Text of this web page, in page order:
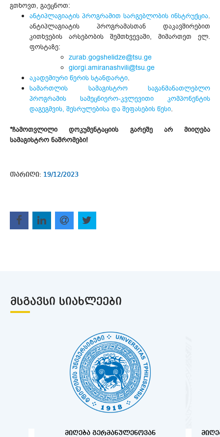
გთხოვთ, გაეცნოთ:
ანტიპლაგიატის პროგრამით სარგებლობის ინსტრუქცია.
ანტიპლაგიატის პროგრამასთან დაკავშირებით
კითხვების არსებობის შემთხვევაში, მიმართეთ ელ.
ფოსტაზე:
zurab.gogshelidze@tsu.ge
giorgi.amiranashvili@tsu.ge
აკადემიური წერის სტანდარტი.
სამართლის სამაგისტრო საგანმანათლებლო
პროგრამის სამეცნიერო-კვლევითი კომპონენტის
დაგეგმვის, შესრულებისა და შეფასების წესი.
*ჩამოთვლილი დოკუმენტაციის გარეშე არ მიიღება
სამაგისტრო ნაშრომები!
თარიღი: 19/12/2023
ᲛᲡᲒᲐᲕᲡᲘ ᲡᲘᲐᲮᲚᲔᲔᲑᲘ
ᲛᲘᲦᲔᲑᲐ ᲒᲔᲠᲛᲐᲜᲣᲚᲔᲜᲝᲕᲐᲜ